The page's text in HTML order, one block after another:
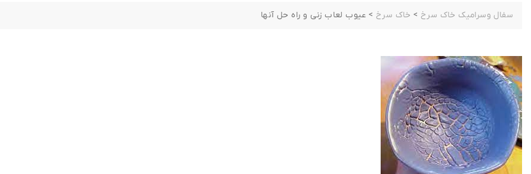
سفال وسرامیک خاک سرخ > خاک سرخ > عیوب لعاب زنی و راه حل آنها